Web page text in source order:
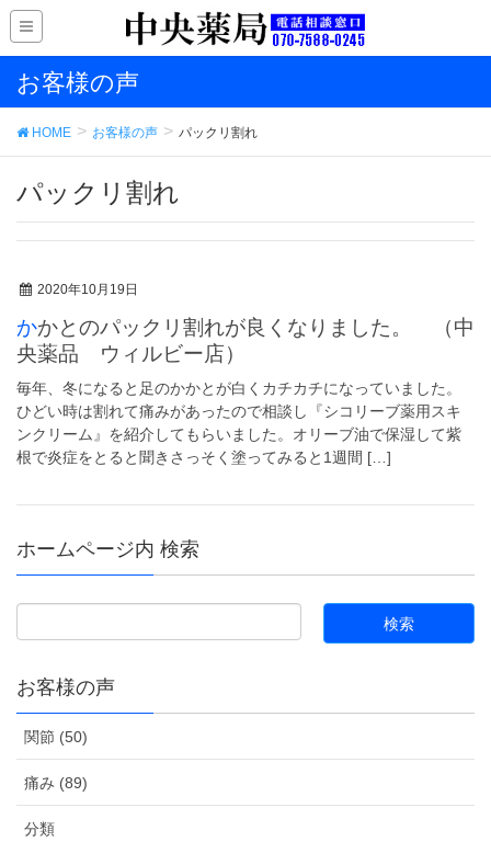
お客様の声
HOME お客様の声 パックリ割れ
パックリ割れ
2020年10月19日
かかとのパックリ割れが良くなりました。 （中
央薬品 ウィルビー店）
毎年、冬になると足のかかとが白くカチカチになっていました。
ひどい時は割れて痛みがあったので相談し『シコリーブ薬用スキ
ンクリーム』を紹介してもらいました。オリーブ油で保湿して紫
根で炎症をとると聞きさっそく塗ってみると1週間 […]
ホームページ内 検索
お客様の声
関節 (50)
痛み (89)
分類